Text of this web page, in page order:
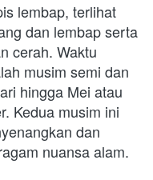
lembap, terlihat
dan lembap serta
cerah. Waktu
musim semi dan
hingga Mei atau
Kedua musim ini
dan
nuansa alam.